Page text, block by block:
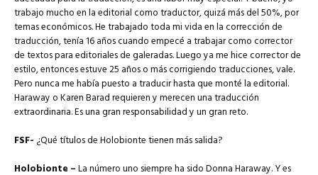
trabajo mucho en la editorial como traductor, quizá más del 50%, por
temas económicos. He trabajado toda mi vida en la corrección de
traducción, tenía 16 años cuando empecé a trabajar como corrector
de textos para editoriales de galeradas. Luego ya me hice corrector de
estilo, entonces estuve 25 años o más corrigiendo traducciones, vale.
Pero nunca me había puesto a traducir hasta que monté la editorial.
Haraway o Karen Barad requieren y merecen una traducción
extraordinaria. Es una gran responsabilidad y un gran reto.
FSF- ¿Qué títulos de Holobionte tienen más salida?
Holobionte –La número uno siempre ha sido Donna Haraway. Y es